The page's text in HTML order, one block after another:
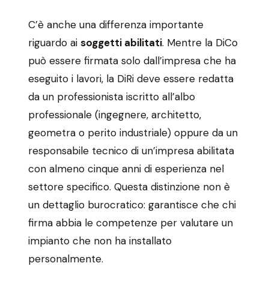
C’è anche una differenza importante
riguardo ai soggetti abilitati. Mentre la DiCo
può essere firmata solo dall’impresa che ha
eseguito i lavori, la DiRi deve essere redatta
da un professionista iscritto all’albo
professionale (ingegnere, architetto,
geometra o perito industriale) oppure da un
responsabile tecnico di un’impresa abilitata
con almeno cinque anni di esperienza nel
settore specifico. Questa distinzione non è
un dettaglio burocratico: garantisce che chi
firma abbia le competenze per valutare un
impianto che non ha installato
personalmente.